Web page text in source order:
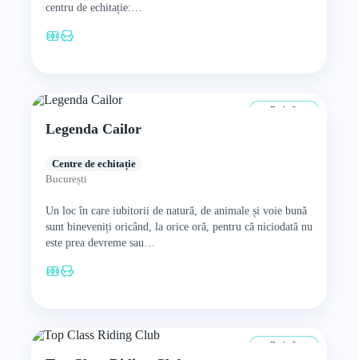
centru de echitație:…
De la 8 ani
Legenda Cailor
Centre de echitație
București
Un loc în care iubitorii de natură, de animale și voie bună
sunt bineveniți oricând, la orice oră, pentru că niciodată nu
este prea devreme sau…
De la 8 ani